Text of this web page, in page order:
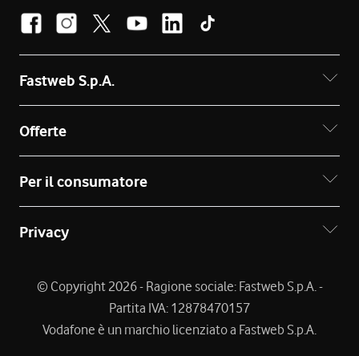
Fastweb S.p.A.
Offerte
Per il consumatore
Privacy
© Copyright 2026 - Ragione sociale: Fastweb S.p.A. -
Partita IVA: 12878470157
Vodafone è un marchio licenziato a Fastweb S.p.A.